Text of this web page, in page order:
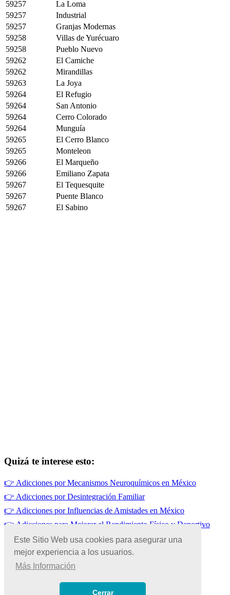
Este Sitio Web usa cookies para asegurar una
mejor experiencia a los usuarios.
Más Información
Cerrar
59257
La Loma
59257
Industrial
59257
Granjas Modernas
59258
Villas de Yurécuaro
59258
Pueblo Nuevo
59262
El Camiche
59262
Mirandillas
59263
La Joya
59264
El Refugio
59264
San Antonio
59264
Cerro Colorado
59264
Munguía
59265
El Cerro Blanco
59265
Monteleon
59266
El Marqueño
59266
Emiliano Zapata
59267
El Tequesquite
59267
Puente Blanco
59267
El Sabino
Quizá te interese esto:
👉 Adicciones por Mecanismos Neuroquímicos en México
👉 Adicciones por Desintegración Familiar
👉 Adicciones por Influencias de Amistades en México
👉 Adicciones para Mejorar el Rendimiento Físico y Deportivo
👉Adicciones por Falta de Habilidades Sociales en México
👉Adicciones por Prescripción Médica en México
© Copyright 2026 | Todos los Derechos Reservados